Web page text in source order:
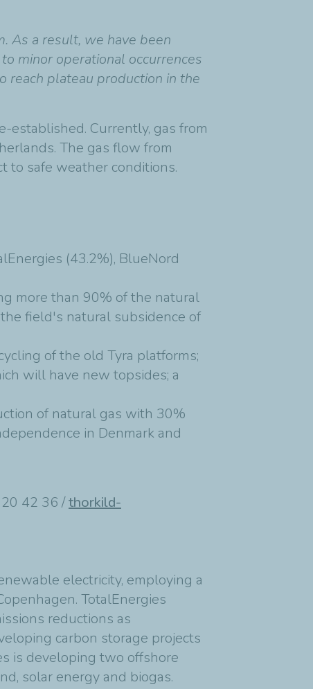
As a result, we have been
minor operational occurrences
reach plateau production in the
Currently, gas from
The gas flow from
to safe weather conditions.
(43.2%), BlueNord
more than 90% of the natural
field's natural subsidence of
of the old Tyra platforms;
will have new topsides; a
of natural gas with 30%
in Denmark and
42 36 /thorkild-
electricity, employing a
TotalEnergies
reductions as
carbon storage projects
is developing two offshore
solar energy and biogas.